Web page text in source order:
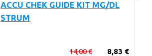
ACCU CHEK GUIDE KIT MG/DL
STRUM
8,83 €
14,00 €